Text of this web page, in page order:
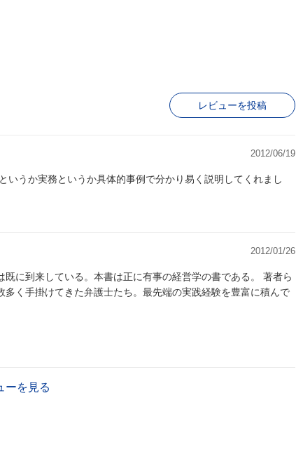
レビューを投稿
2012/06/19
うか実務というか具体的事例で分かり易く説明してくれまし
2012/01/26
来している。本書は正に有事の経営学の書である。 著者ら
く手掛けてきた弁護士たち。最先端の実践経験を豊富に積んで
ーを見る